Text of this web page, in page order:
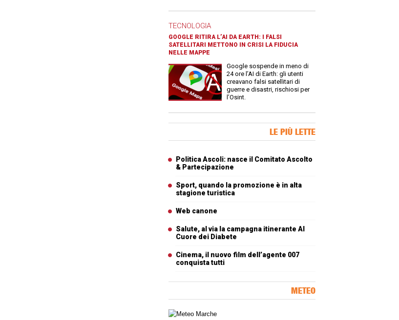
TECNOLOGIA
GOOGLE RITIRA L’AI DA EARTH: I FALSI
SATELLITARI METTONO IN CRISI LA FIDUCIA
NELLE MAPPE
Google sospende in meno di
24 ore l’AI di Earth: gli utenti
creavano falsi satellitari di
guerre e disastri, rischiosi per
l’Osint.
LE PIÙ LETTE
Politica Ascoli: nasce il Comitato Ascolto
& Partecipazione
Sport, quando la promozione è in alta
stagione turistica
Web canone
Salute, al via la campagna itinerante Al
Cuore dei Diabete
Cinema, il nuovo film dell’agente 007
conquista tutti
METEO
Carta meteorologica delle Marche